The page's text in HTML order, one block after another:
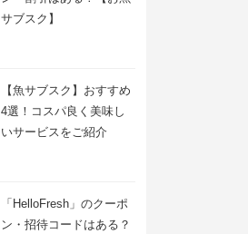
サブスク】
【魚サブスク】おすすめ
4選！コスパ良く美味し
いサービスをご紹介
「HelloFresh」のクーポ
ン・招待コードはある？